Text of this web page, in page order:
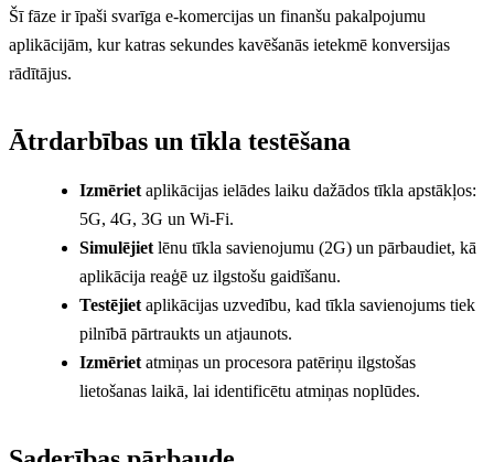
Šī fāze ir īpaši svarīga e-komercijas un finanšu pakalpojumu
aplikācijām, kur katras sekundes kavēšanās ietekmē konversijas
rādītājus.
Ātrdarbības un tīkla testēšana
Izmēriet aplikācijas ielādes laiku dažādos tīkla apstākļos:
5G, 4G, 3G un Wi-Fi.
Simulējiet lēnu tīkla savienojumu (2G) un pārbaudiet, kā
aplikācija reaģē uz ilgstošu gaidīšanu.
Testējiet aplikācijas uzvedību, kad tīkla savienojums tiek
pilnībā pārtraukts un atjaunots.
Izmēriet atmiņas un procesora patēriņu ilgstošas
lietošanas laikā, lai identificētu atmiņas noplūdes.